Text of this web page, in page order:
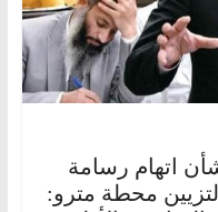
اتهام رسامة
محطة مترو: